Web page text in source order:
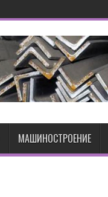
МАШИНОСТРОЕНИЕ